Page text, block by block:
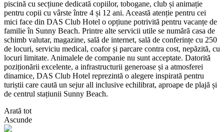
piscină cu secțiune dedicată copiilor, tobogane, club și animație
pentru copii cu vârste între 4 și 12 ani. Această atenție pentru cei
mici face din DAS Club Hotel o opțiune potrivită pentru vacanțe de
familie în Sunny Beach. Printre alte servicii utile se numără casa de
schimb valutar, magazine, sală de internet, sală de conferințe cu 250
de locuri, serviciu medical, coafor și parcare contra cost, nepăzită, cu
locuri limitate. Animalele de companie nu sunt acceptate. Datorită
poziționării excelente, a infrastructurii generoase și a atmosferei
dinamice, DAS Club Hotel reprezintă o alegere inspirată pentru
turiștii care caută un sejur all inclusive echilibrat, aproape de plajă și
de centrul stațiunii Sunny Beach.
Arată tot
Ascunde